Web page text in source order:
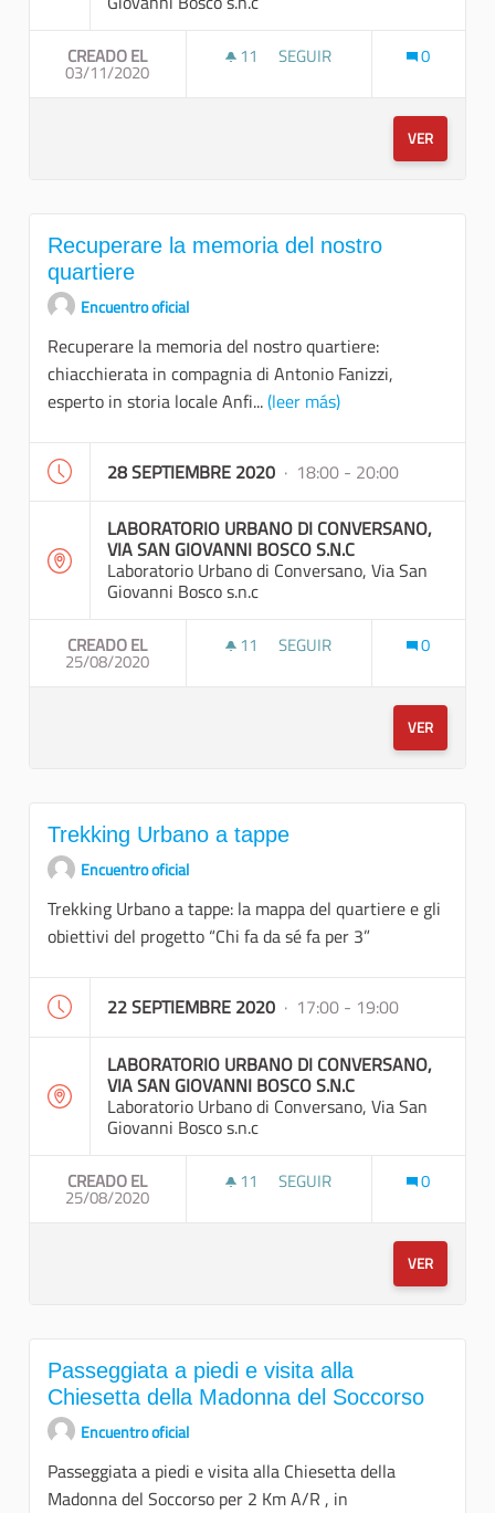
CREADO EL
03/11/2020
11 11 SEGUIDORAS
SEGUIR 0
VER
Recuperare la memoria del nostro
quartiere
Encuentro oficial
Recuperare la memoria del nostro quartiere:
chiacchierata in compagnia di Antonio Fanizzi,
esperto in storia locale Anfi...(leer más)
28 SEPTIEMBRE 2020 · 18:00 - 20:00
LABORATORIO URBANO DI CONVERSANO,
VIA SAN GIOVANNI BOSCO S.N.C
Laboratorio Urbano di Conversano, Via San
Giovanni Bosco s.n.c
CREADO EL
25/08/2020
11 11 SEGUIDORAS
SEGUIR 0
VER
Trekking Urbano a tappe
Encuentro oficial
Trekking Urbano a tappe: la mappa del quartiere e gli
obiettivi del progetto “Chi fa da sé fa per 3”
22 SEPTIEMBRE 2020 · 17:00 - 19:00
LABORATORIO URBANO DI CONVERSANO,
VIA SAN GIOVANNI BOSCO S.N.C
Laboratorio Urbano di Conversano, Via San
Giovanni Bosco s.n.c
CREADO EL
25/08/2020
11 11 SEGUIDORAS
SEGUIR 0
VER
Passeggiata a piedi e visita alla
Chiesetta della Madonna del Soccorso
Encuentro oficial
Passeggiata a piedi e visita alla Chiesetta della
Madonna del Soccorso per 2 Km A/R , in